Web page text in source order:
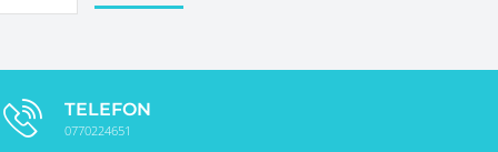
TELEFON
0770224651